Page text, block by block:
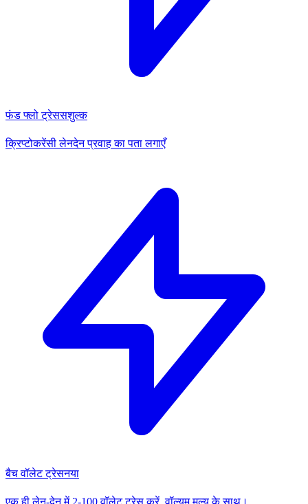
फंड फ्लो ट्रेससशुल्क
क्रिप्टोकरेंसी लेनदेन प्रवाह का पता लगाएँ
बैच वॉलेट ट्रेसनया
एक ही लेन-देन में 2-100 वॉलेट ट्रेस करें, वॉल्यूम मूल्य के साथ।